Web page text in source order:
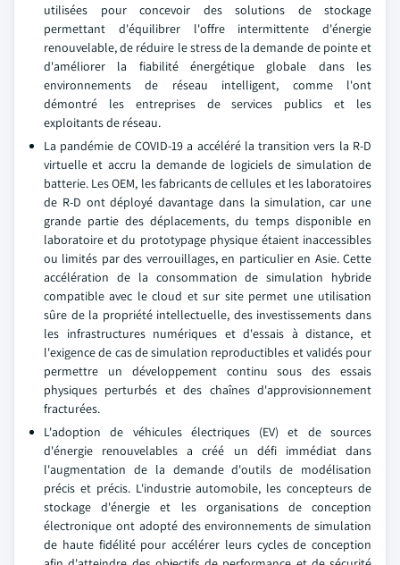
utilisées pour concevoir des solutions de stockage
permettant d'équilibrer l'offre intermittente d'énergie
renouvelable, de réduire le stress de la demande de pointe et
d'améliorer la fiabilité énergétique globale dans les
environnements de réseau intelligent, comme l'ont
démontré les entreprises de services publics et les
exploitants de réseau.
La pandémie de COVID-19 a accéléré la transition vers la R-D
virtuelle et accru la demande de logiciels de simulation de
batterie. Les OEM, les fabricants de cellules et les laboratoires
de R-D ont déployé davantage dans la simulation, car une
grande partie des déplacements, du temps disponible en
laboratoire et du prototypage physique étaient inaccessibles
ou limités par des verrouillages, en particulier en Asie. Cette
accélération de la consommation de simulation hybride
compatible avec le cloud et sur site permet une utilisation
sûre de la propriété intellectuelle, des investissements dans
les infrastructures numériques et d'essais à distance, et
l'exigence de cas de simulation reproductibles et validés pour
permettre un développement continu sous des essais
physiques perturbés et des chaînes d'approvisionnement
fracturées.
L'adoption de véhicules électriques (EV) et de sources
d'énergie renouvelables a créé un défi immédiat dans
l'augmentation de la demande d'outils de modélisation
précis et précis. L'industrie automobile, les concepteurs de
stockage d'énergie et les organisations de conception
électronique ont adopté des environnements de simulation
de haute fidélité pour accélérer leurs cycles de conception